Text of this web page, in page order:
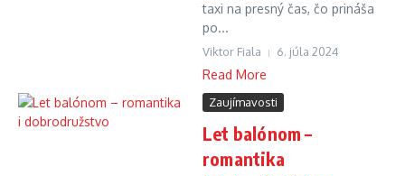
taxi na presný čas, čo prináša
po...
Viktor Fiala 6. júla 2024
Read More
Zaujímavosti
Let balónom –
romantika